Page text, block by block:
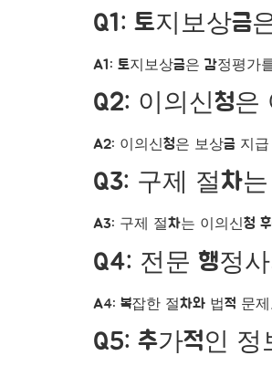
Q1: 토지보상금
A1: 토지보상금은 감정평가
Q2: 이의신청
A2: 이의신청은 보상금 지
Q3: 구제 절차
A3: 구제 절차는 이의신청
Q4: 전문 행정
A4: 복잡한 절차와 법적 문
Q5: 추가적인